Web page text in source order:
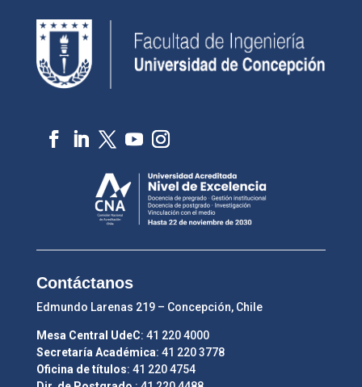
Contáctanos
Edmundo Larenas 219 – Concepción, Chile
Mesa Central UdeC: 41 220 4000
Secretaría Académica: 41 220 3778
Oficina de títulos: 41 220 4754